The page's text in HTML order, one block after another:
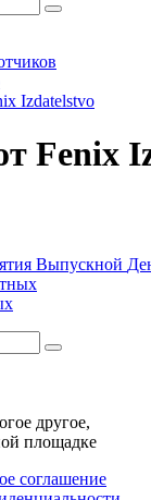
Izdatelstvo
Fenix
Выпускной
другое,
площадке
соглашение